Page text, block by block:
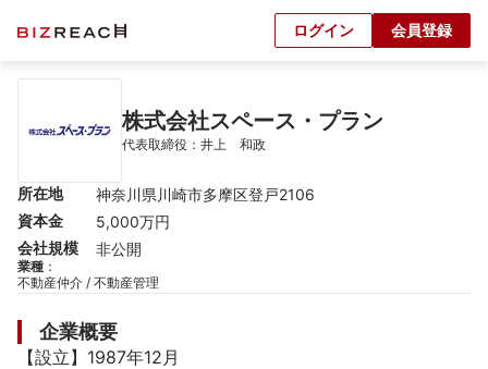
ログイン 会員登録
株式会社スペース・プラン
代表取締役：井上　和政
所在地
神奈川県川崎市多摩区登戸2106
資本金
5,000万円
会社規模
非公開
業種 ：
不動産仲介 / 不動産管理
企業概要
【設立】1987年12月